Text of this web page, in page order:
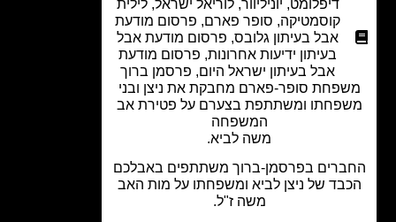
דיפלומט,יוניליוור ,לוריאל ישראל, לילית
קוסמטיקה,סופר פארם,פרסום מודעת
אבל בעיתון גלובס, פרסום מודעת אבל
בעיתון ידיעות אחרונות,פרסום מודעת
אבל בעיתון ישראל היום,פרסמן ברוך
סופר-פארם מחבקת את ניצן ובני
ומשתתפת בצערם על פטירת אב
המשפחה
משה לביא.
בפרסמן-ברוך משתתפים באבלכם
של ניצן לביא ומשפחתו על מות האב
משה ז"ל.